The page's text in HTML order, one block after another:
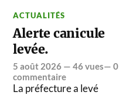
ACTUALITÉS
Alerte canicule
levée.
5 août 2026 — 46 vues—0
commentaire
La préfecture a levé